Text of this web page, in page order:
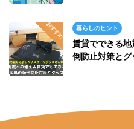
暮らしのヒント
賃貸でできる
倒防止対策と